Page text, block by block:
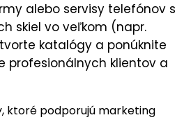
alebo servisy telefónov s
skiel vo veľkom (napr.
katalógy a ponúknite
profesionálnych klientov a
ktoré podporujú marketing